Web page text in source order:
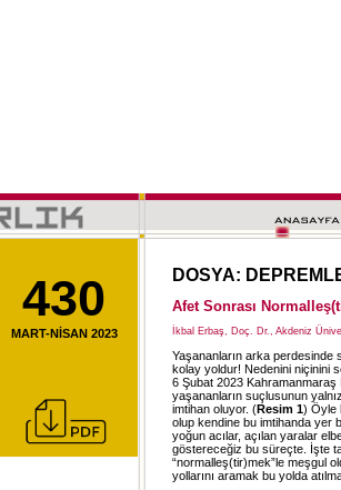
430
MART-NİSAN 2023
DOSYA:
Afet Sonrası
İkbal Erbaş, Doç. Dr., Akdeniz
Yaşananların arka perdesinde
kolay yoldur! Nedenini niçinini
6 Şubat 2023
yaşananların suçlusunun
imtihan oluyor. (Resim 1) Öyle
olup kendine bu imtihanda yer
yoğun acılar, açılan yaralar
göstereceğiz bu süreçte. İşte
“normalleş(tir)mek”le meşgul
yollarını aramak bu yolda